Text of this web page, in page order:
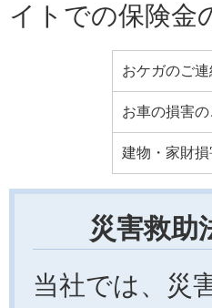
イトでの保険金
おケガのご
お車の損害
建物・家財
災害救助
当社では、災